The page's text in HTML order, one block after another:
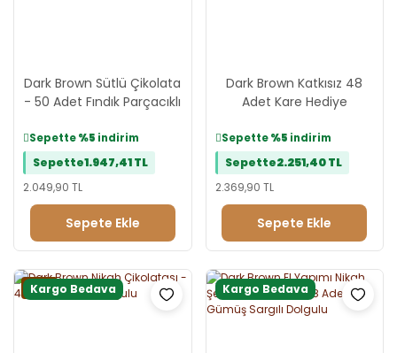
Dark Brown Sütlü Çikolata
- 50 Adet Fındık Parçacıklı
Sepette%5 indirim
Sepette1.947,41 TL
2.049,90 TL
Sepete Ekle
Dark Brown Katkısız 48
Adet Kare Hediye
Sepette%5 indirim
Sepette2.251,40 TL
2.369,90 TL
Sepete Ekle
Kargo Bedava
Yeni Kargo Bedava